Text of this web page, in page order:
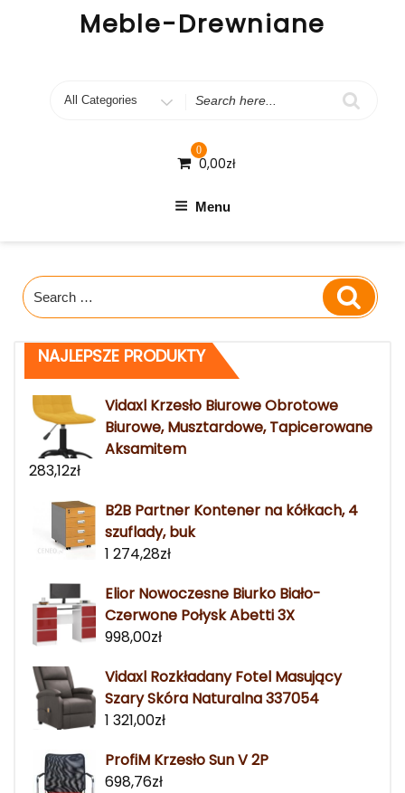
Meble-Drewniane
Search
0
0,00zł
Menu
Search
for:
Search
NAJLEPSZE PRODUKTY
Vidaxl Krzesło Biurowe Obrotowe
Biurowe, Musztardowe, Tapicerowane
Aksamitem
283,12zł
B2B Partner Kontener na kółkach, 4
szuflady, buk
1 274,28zł
Elior Nowoczesne Biurko Biało-
Czerwone Połysk Abetti 3X
998,00zł
Vidaxl Rozkładany Fotel Masujący
Szary Skóra Naturalna 337054
1 321,00zł
ProfiM Krzesło Sun V 2P
698,76zł